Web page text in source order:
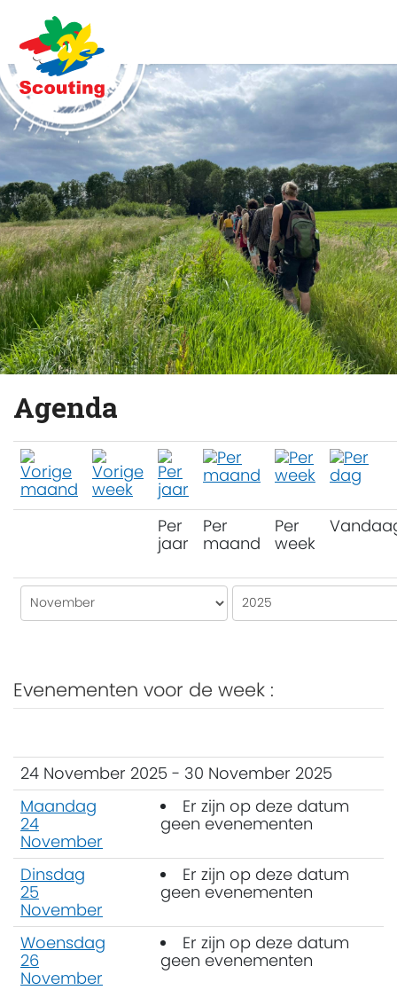
Agenda
Per
jaar
Per
maand
Per
week
Evenementen voor de week :
24 November 2025 - 30 November 2025
Maandag
24
November
Er zijn op deze datum
geen evenementen
Dinsdag
25
November
Er zijn op deze datum
geen evenementen
Woensdag
26
November
Er zijn op deze datum
geen evenementen